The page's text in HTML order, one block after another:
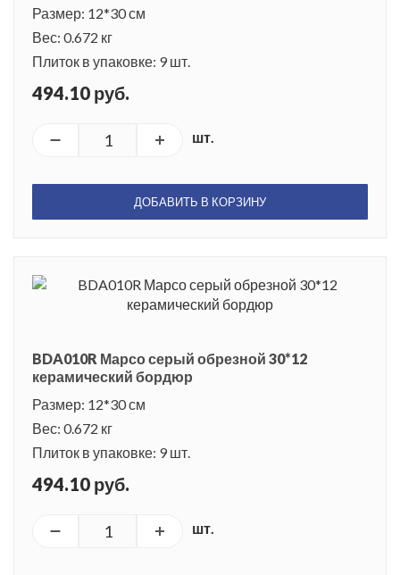
Размер: 12*30 см
Вес: 0.672 кг
Плиток в упаковке: 9 шт.
494.10 руб.
шт.
ДОБАВИТЬ В КОРЗИНУ
BDA010R Марсо серый обрезной 30*12
керамический бордюр
Размер: 12*30 см
Вес: 0.672 кг
Плиток в упаковке: 9 шт.
494.10 руб.
шт.